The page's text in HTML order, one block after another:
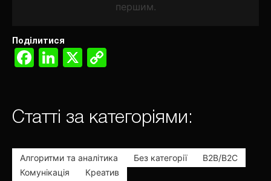
першим.
Поділитися
Facebook
LinkedIn
X
Статті за категоріями:
Алгоритми та аналітика Без категорії
В2В/В2С
Комунікація
Креатив